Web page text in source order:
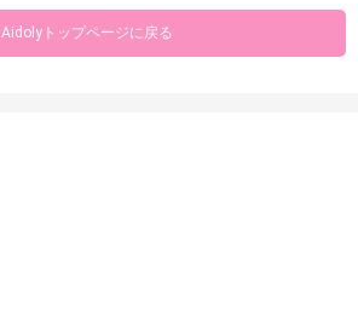
Aidolyトップページに戻る